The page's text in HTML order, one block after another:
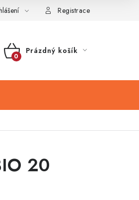
Registrace
NÁKUPNÍ
Prázdný košík
20